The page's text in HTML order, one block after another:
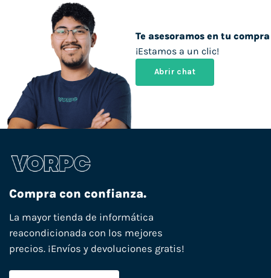
Te asesoramos en tu compra
¡Estamos a un clic!
Abrir chat
Compra con confianza.
La mayor tienda de informática
reacondicionada con los mejores
precios. ¡Envíos y devoluciones gratis!